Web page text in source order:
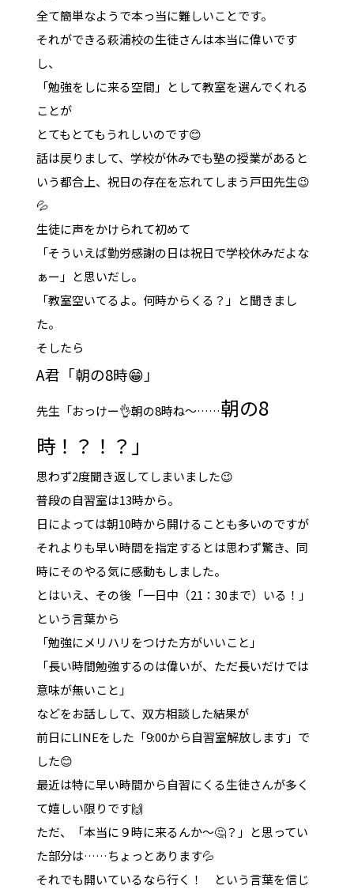
全て簡単なようで本っ当に難しいことです。
それができる萩浦校の生徒さんは本当に偉いです
し、
「勉強をしに来る空間」として教室を選んでくれる
ことが
とてもとてもうれしいのです😊
話は戻りまして、学校が休みでも塾の授業があると
いう都合上、祝日の存在を忘れてしまう戸田先生😉
💦
生徒に声をかけられて初めて
「そういえば勤労感謝の日は祝日で学校休みだよな
ぁー」と思いだし。
「教室空いてるよ。何時からくる？」と聞きまし
た。
そしたら
A君「朝の8時😁」
先生「おっけー👌朝の8時ね～……朝の8
時！？！？」
思わず2度聞き返してしまいました😉
普段の自習室は13時から。
日によっては朝10時から開けることも多いのですが
それよりも早い時間を指定するとは思わず驚き、同
時にそのやる気に感動もしました。
とはいえ、その後「一日中（21：30まで）いる！」
という言葉から
「勉強にメリハリをつけた方がいいこと」
「長い時間勉強するのは偉いが、ただ長いだけでは
意味が無いこと」
などをお話しして、双方相談した結果が
前日にLINEをした「9:00から自習室解放します」で
した😊
最近は特に早い時間から自習にくる生徒さんが多く
て嬉しい限りです🙌
ただ、「本当に９時に来るんか〜🤔？️」と思ってい
た部分は……ちょっとあります💦
それでも開いているなら行く！ という言葉を信じ